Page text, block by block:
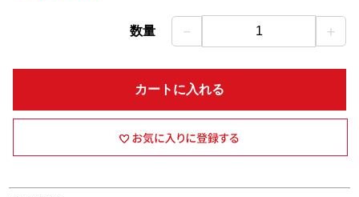
数量 － 1 ＋
カートに入れる